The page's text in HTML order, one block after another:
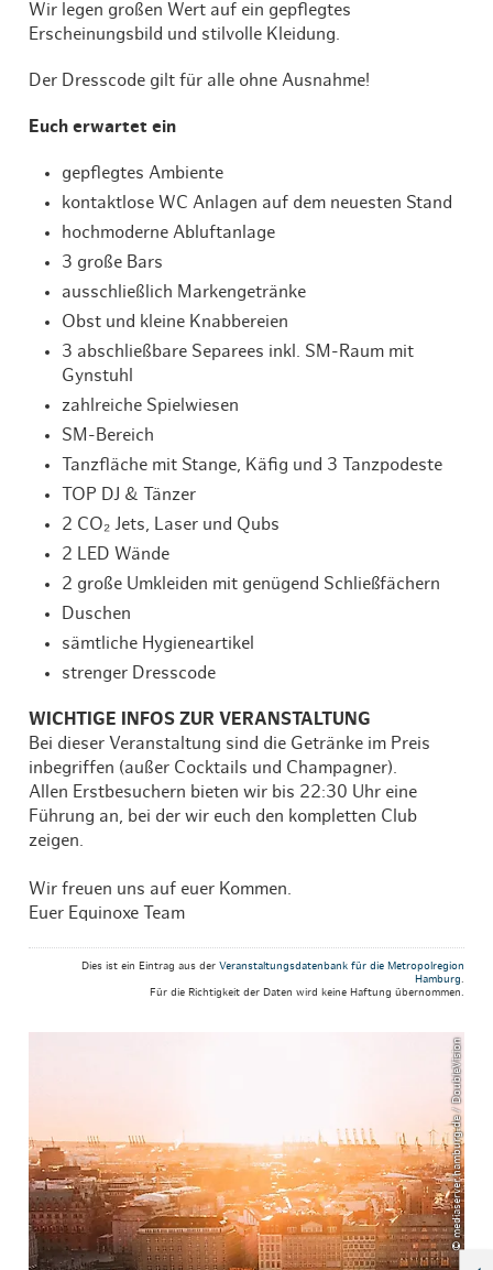
Wir legen großen Wert auf ein gepflegtes
Erscheinungsbild und stilvolle Kleidung.
Der Dresscode gilt für alle ohne Ausnahme!
Euch erwartet ein
gepflegtes Ambiente
kontaktlose WC Anlagen auf dem neuesten Stand
hochmoderne Abluftanlage
3 große Bars
ausschließlich Markengetränke
Obst und kleine Knabbereien
3 abschließbare Separees inkl. SM-Raum mit
Gynstuhl
zahlreiche Spielwiesen
SM-Bereich
Tanzfläche mit Stange, Käfig und 3 Tanzpodeste
TOP DJ & Tänzer
2 CO₂ Jets, Laser und Qubs
2 LED Wände
2 große Umkleiden mit genügend Schließfächern
Duschen
sämtliche Hygieneartikel
strenger Dresscode
WICHTIGE INFOS ZUR VERANSTALTUNG
Bei dieser Veranstaltung sind die Getränke im Preis
inbegriffen (außer Cocktails und Champagner).
Allen Erstbesuchern bieten wir bis 22:30 Uhr eine
Führung an, bei der wir euch den kompletten Club
zeigen.
Wir freuen uns auf euer Kommen.
Euer Equinoxe Team
Dies ist ein Eintrag aus der Veranstaltungsdatenbank für die Metropolregion
Hamburg.
Für die Richtigkeit der Daten wird keine Haftung übernommen.
© mediaserver.hamburg.de / DoubleVision